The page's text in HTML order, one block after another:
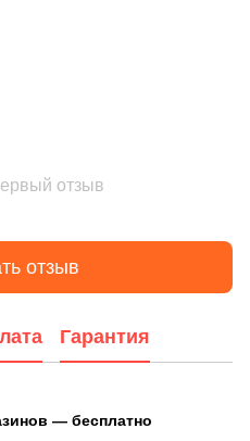
отзыв
отзыв
Гарантия
— бесплатно